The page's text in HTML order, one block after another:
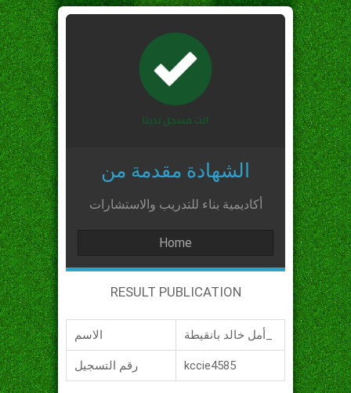
الشهادة مقدمة من
أكاديمية بناء للتدريب والاستشارات
Home
RESULT PUBLICATION
الاسم
رقم التسجيل kccie4585